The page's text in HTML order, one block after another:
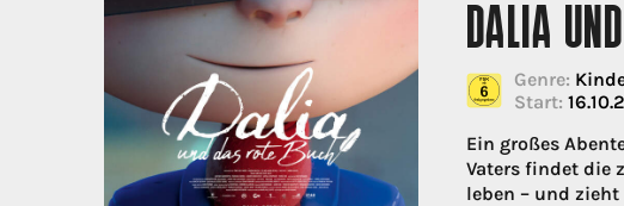
DALIA
Genre:
Start:
Ein großes
Vaters findet die
leben – und